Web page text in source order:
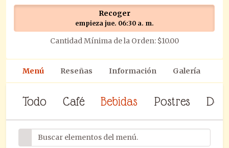
Recoger
empieza jue. 06:30 a. m.
Cantidad Mínima de la Orden: $10.00
Menú Reseñas Información Galería
Todo Café Bebidas Postres